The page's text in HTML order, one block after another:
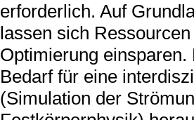
erforderlich. Auf
lassen sich
Optimierung
Bedarf für eine
(Simulation der